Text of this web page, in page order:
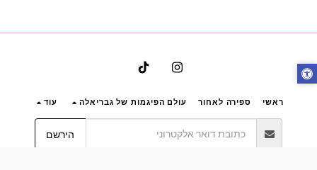
ראשי ספירה לאחור עולם הפיגמות של גבריאלה עוד
הירשם